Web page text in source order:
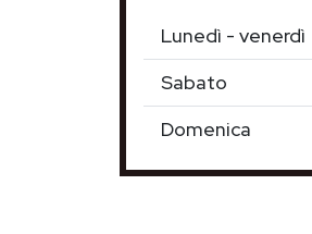
Lunedì - venerdì
Sabato
Domenica